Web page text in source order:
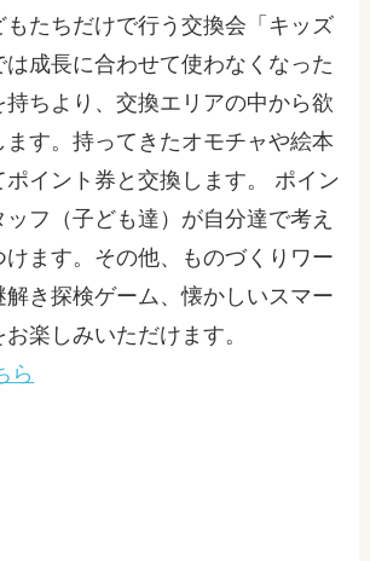
もたちだけで行う交換会「キッズ
成長に合わせて使わなくなった
持ちより、交換エリアの中から欲
ます。持ってきたオモチャや絵本
ポイント券と交換します。 ポイン
ッフ（子ども達）が自分達で考え
けます。その他、ものづくりワー
解き探検ゲーム、懐かしいスマー
楽しみいただけます。
ら